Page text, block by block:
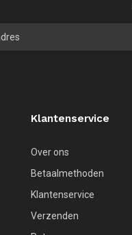
Klantenservice
Over ons
Betaalmethoden
Klantenservice
Verzenden